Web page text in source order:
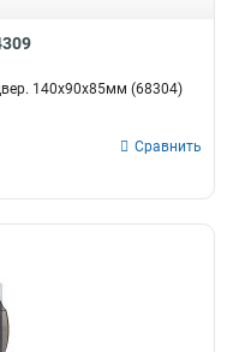
140х90х85мм (68304)
Сравнить